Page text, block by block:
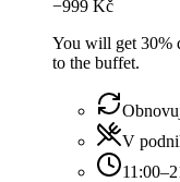
−999 Kč
You will get 30%
to the buffet.
V